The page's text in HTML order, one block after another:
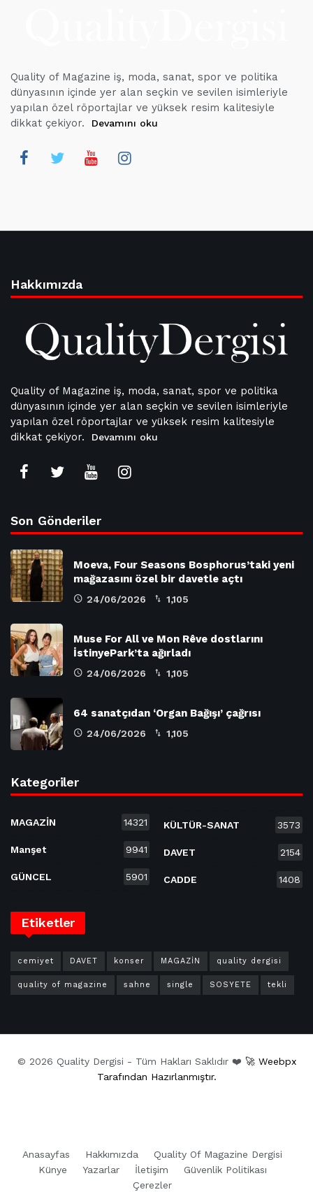
Quality of Magazine iş, moda, sanat, spor ve politika
dünyasının içinde yer alan seçkin ve sevilen isimleriyle
yapılan özel röportajlar ve yüksek resim kalitesiyle
dikkat çekiyor.
Devamını oku
Hakkımızda
Quality of Magazine iş, moda, sanat, spor ve politika
dünyasının içinde yer alan seçkin ve sevilen isimleriyle
yapılan özel röportajlar ve yüksek resim kalitesiyle
dikkat çekiyor.
Devamını oku
Son Gönderiler
Moeva, Four Seasons Bosphorus’taki yeni
mağazasını özel bir davetle açtı
24/06/2026 1,105
Muse For All ve Mon Rêve dostlarını
İstinyePark’ta ağırladı
24/06/2026 1,105
64 sanatçıdan ‘Organ Bağışı’ çağrısı
24/06/2026 1,105
Kategoriler
MAGAZİN 14321
Manşet 9941
GÜNCEL 5901
KÜLTÜR-SANAT 3573
DAVET 2154
CADDE 1408
Etiketler
cemiyet DAVET konser MAGAZİN quality dergisi
quality of magazine sahne single SOSYETE tekli
© 2026 Quality Dergisi - Tüm Hakları Saklıdır ❤️ 🚀 Weebpx
Tarafından Hazırlanmıştır.
Anasayfas Hakkımızda
Quality Of Magazine Dergisi
Künye
Yazarlar İletişim
Güvenlik Politikası
Çerezler